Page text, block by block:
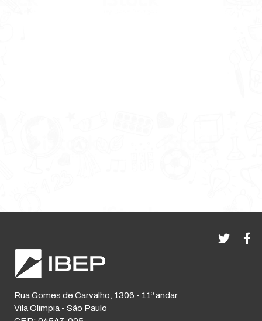
Rua Gomes de Carvalho, 1306 - 11º andar
Vila Olimpia - São Paulo